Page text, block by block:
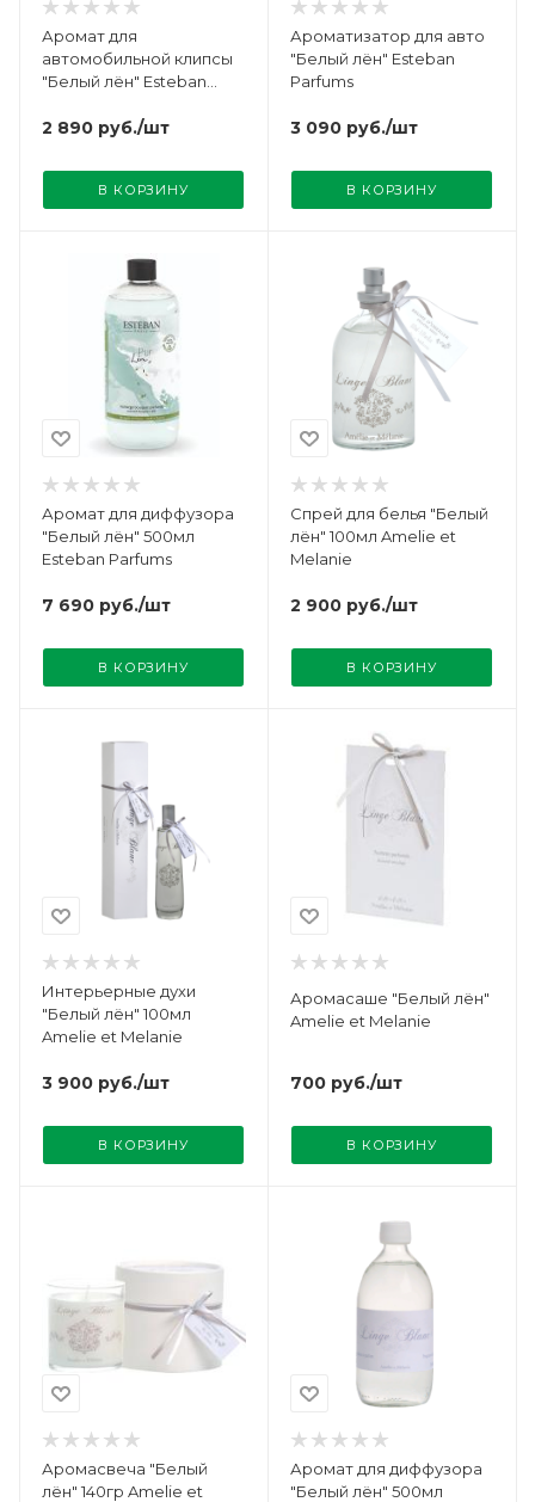
Аромат для
автомобильной клипсы
"Белый лён" Esteban
2 890 руб./шт
В КОРЗИНУ
Ароматизатор для авто
"Белый лён" Esteban
Parfums
3 090 руб./шт
В КОРЗИНУ
Аромат для диффузора
"Белый лён" 500мл
Esteban Parfums
7 690 руб./шт
В КОРЗИНУ
Спрей для белья "Белый
лён" 100мл Amelie et
Melanie
2 900 руб./шт
В КОРЗИНУ
Интерьерные духи
"Белый лён" 100мл
Amelie et Melanie
3 900 руб./шт
В КОРЗИНУ
Аромасаше "Белый лён"
Amelie et Melanie
700 руб./шт
В КОРЗИНУ
Аромасвеча "Белый
лён" 140гр Amelie et
Аромат для диффузора
"Белый лён" 500мл